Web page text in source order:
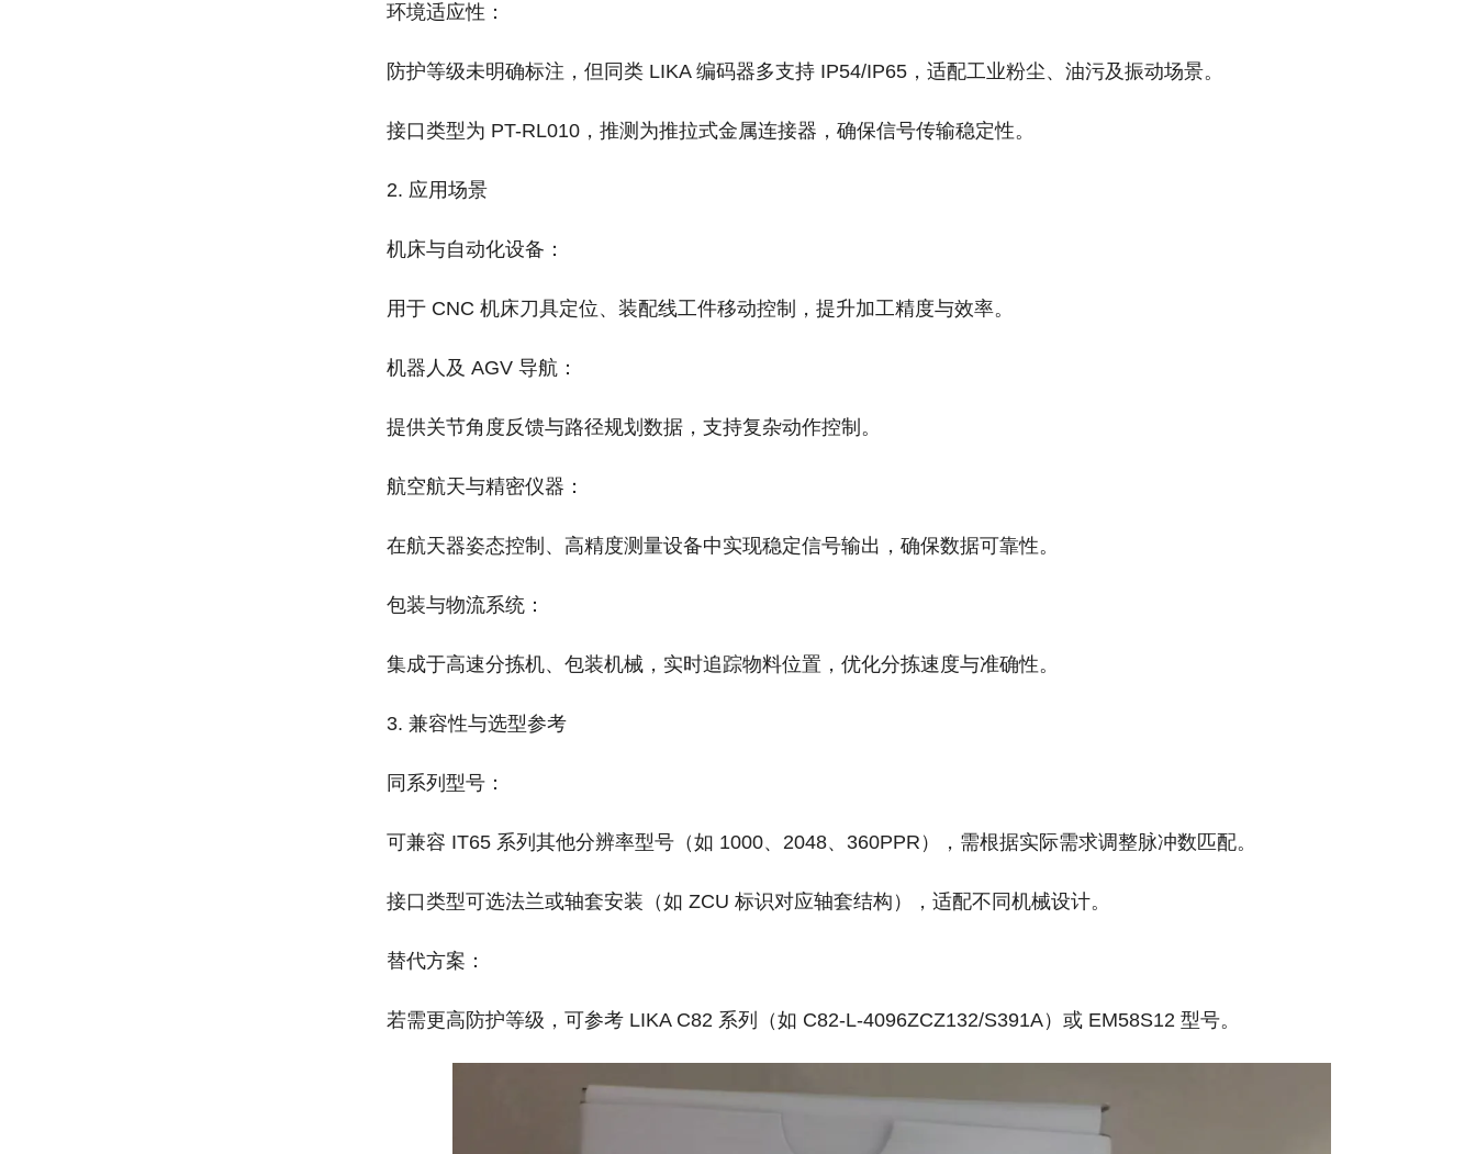
环境适应性‌：
防护等级未明确标注，但同类 LIKA 编码器多支持 IP54/IP65，适配工业粉尘、油污及振动场景。
接口类型为 ‌PT-RL010‌，推测为推拉式金属连接器，确保信号传输稳定性。
2. 应用场景‌
机床与自动化设备‌：
用于 CNC 机床刀具定位、装配线工件移动控制，提升加工精度与效率。
机器人及 AGV 导航‌：
提供关节角度反馈与路径规划数据，支持复杂动作控制。
航空航天与精密仪器‌：
在航天器姿态控制、高精度测量设备中实现稳定信号输出，确保数据可靠性。
包装与物流系统‌：
集成于高速分拣机、包装机械，实时追踪物料位置，优化分拣速度与准确性。
3. 兼容性与选型参考‌
同系列型号‌：
可兼容 IT65 系列其他分辨率型号（如 1000、2048、360PPR），需根据实际需求调整脉冲数匹配。
接口类型可选法兰或轴套安装（如 ZCU 标识对应轴套结构），适配不同机械设计。
替代方案‌：
若需更高防护等级，可参考 LIKA C82 系列（如 C82-L-4096ZCZ132/S391A）或 EM58S12 型号。